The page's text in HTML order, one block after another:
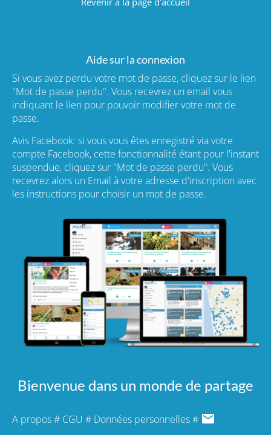
Aide sur la connexion
Si vous avez perdu votre mot de passe, cliquez sur le lien
"Mot de passe perdu". Vous recevrez un email vous
indiquant le lien pour pouvoir modifier votre mot de
passe.
Avis Facebook: si vous vous êtes enregistré via votre
compte Facebook, cette fonctionnalité étant pour l'instant
suspendue, cliquez sur "Mot de passe perdu". Vous
recevrez alors un Email à votre adresse d'inscription avec
les instructions pour choisir un mot de passe.
Bienvenue dans un monde de partage
A propos# CGU # Données personnelles#